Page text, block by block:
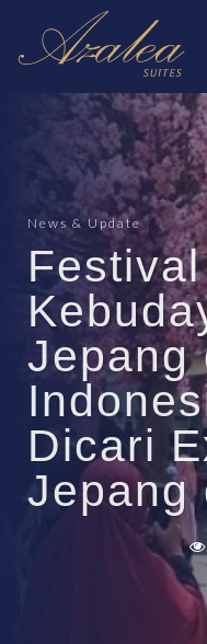
News & Update
Festival
Jepang
Dicari
Jepang